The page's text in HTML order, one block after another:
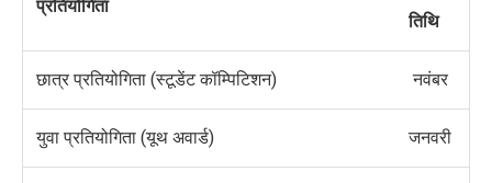
प्रतियोगिता
तिथि
छात्र प्रतियोगिता (स्टूडेंट कॉम्पिटिशन) नवंबर
युवा प्रतियोगिता (यूथ अवार्ड) जनवरी